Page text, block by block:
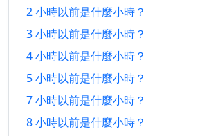
9 小時
以前
28/7/2026
10 小時
以前
11 小時
以前
28/7/2026
2 小時以前是什麼小時？
3 小時以前是什麼小時？
4 小時以前是什麼小時？
5 小時以前是什麼小時？
7 小時以前是什麼小時？
8 小時以前是什麼小時？